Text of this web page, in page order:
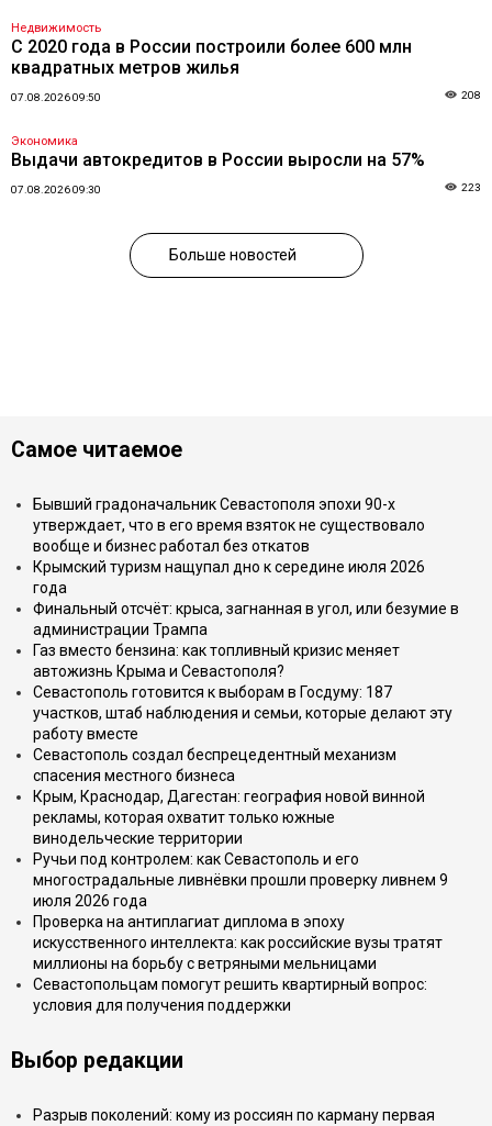
Недвижимость
С 2020 года в России построили более 600 млн
квадратных метров жилья
07.08.2026 09:50 208
Экономика
Выдачи автокредитов в России выросли на 57%
07.08.2026 09:30 223
Больше новостей
Самое читаемое
Бывший градоначальник Севастополя эпохи 90-х
утверждает, что в его время взяток не существовало
вообще и бизнес работал без откатов
Крымский туризм нащупал дно к середине июля 2026
года
Финальный отсчёт: крыса, загнанная в угол, или безумие в
администрации Трампа
Газ вместо бензина: как топливный кризис меняет
автожизнь Крыма и Севастополя?
Севастополь готовится к выборам в Госдуму: 187
участков, штаб наблюдения и семьи, которые делают эту
работу вместе
Севастополь создал беспрецедентный механизм
спасения местного бизнеса
Крым, Краснодар, Дагестан: география новой винной
рекламы, которая охватит только южные
винодельческие территории
Ручьи под контролем: как Севастополь и его
многострадальные ливнёвки прошли проверку ливнем 9
июля 2026 года
Проверка на антиплагиат диплома в эпоху
искусственного интеллекта: как российские вузы тратят
миллионы на борьбу с ветряными мельницами
Севастопольцам помогут решить квартирный вопрос:
условия для получения поддержки
Выбор редакции
Разрыв поколений: кому из россиян по карману первая